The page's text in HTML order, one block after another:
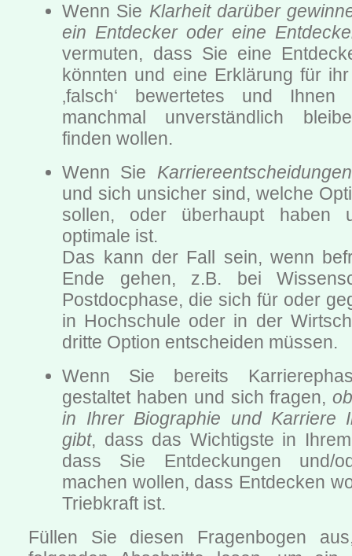
Wenn Sie Klarheit darüber
ein Entdecker oder eine
vermuten, dass Sie eine
könnten und eine Erklärung für
‚falsch‘ bewertetes und Ihnen
manchmal unverständlich
finden wollen.
Wenn Sie
und sich unsicher sind, welche
sollen, oder überhaupt haben
optimale ist.
Das kann der Fall sein, wenn
Ende gehen, z.B. bei
Postdocphase, die sich für oder
in Hochschule oder in der
dritte Option entscheiden müssen.
Wenn Sie bereits
gestaltet haben und sich fragen,
in Ihrer Biographie und Karriere
gibt, dass das Wichtigste in
dass Sie Entdeckungen und/
machen wollen, dass Entdecken
Triebkraft ist.
Füllen Sie diesen Fragenbogen